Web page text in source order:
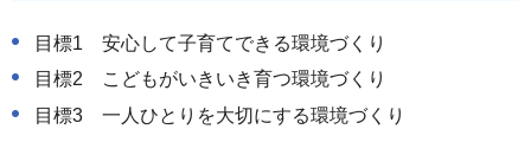
目標1 安心して子育てできる環境づくり
目標2 こどもがいきいき育つ環境づくり
目標3 一人ひとりを大切にする環境づくり